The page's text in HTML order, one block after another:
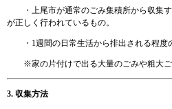
・上尾市が通常のごみ集積所から収集す
が正しく行われているもの。
・1週間の日常生活から排出される程度
※家の片付けで出る大量のごみや粗大ご
3. 収集方法